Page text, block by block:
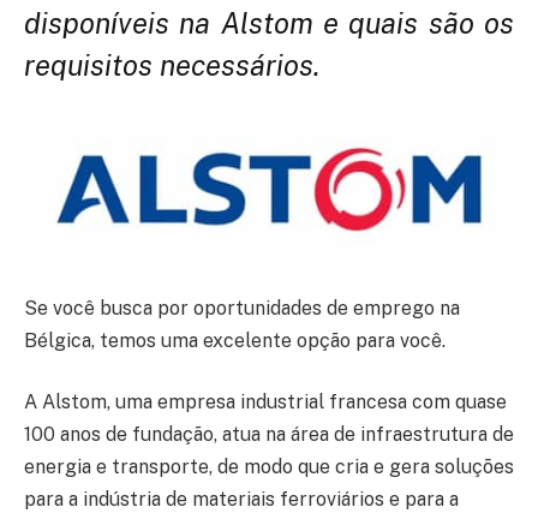
disponíveis na Alstom e quais são os
requisitos necessários.
Se você busca por oportunidades de emprego na
Bélgica, temos uma excelente opção para você.
A Alstom, uma empresa industrial francesa com quase
100 anos de fundação, atua na área de infraestrutura de
energia e transporte, de modo que cria e gera soluções
para a indústria de materiais ferroviários e para a